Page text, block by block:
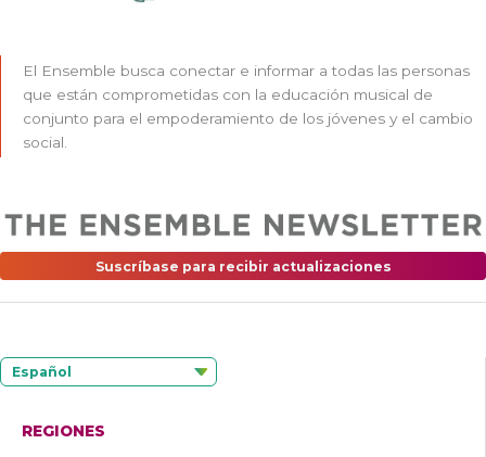
El Ensemble busca conectar e informar a todas las personas
que están comprometidas con la educación musical de
conjunto para el empoderamiento de los jóvenes y el cambio
social.
Suscríbase para recibir actualizaciones
Español
REGIONES